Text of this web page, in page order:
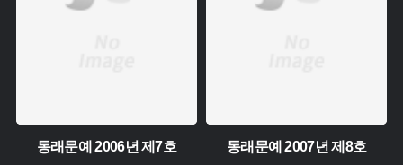
동래문예 2006년 제7호 동래문예 2007년 제8호